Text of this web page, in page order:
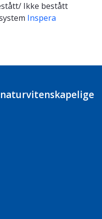
Ikke bestått
Inspera